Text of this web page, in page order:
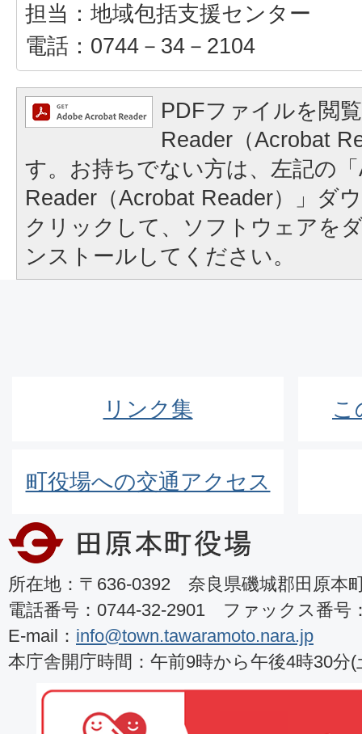
担当：地域包括支援センター
電話：0744－34－2104
PDFファイルを閲
Reader（Acrobat
す。お持ちでない方は、左記の
Reader（Acrobat Reader）」ダ
クリックして、ソフトウェアを
ンストールしてください。
リンク集 こ
町役場への交通アクセス
所在地：〒636-0392 奈良県磯城郡田原本
電話番号：0744-32-2901 ファックス番号
E-mail： info@town.tawaramoto.nara.jp
本庁舎開庁時間：午前9時から午後4時30分